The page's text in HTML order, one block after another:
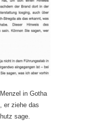
in Gotha
er ziehe das
sage.